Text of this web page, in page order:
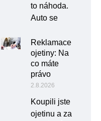
to náhoda.
Auto se
Reklamace
ojetiny: Na
co máte
právo
2.8.2026
Koupili jste
ojetinu a za